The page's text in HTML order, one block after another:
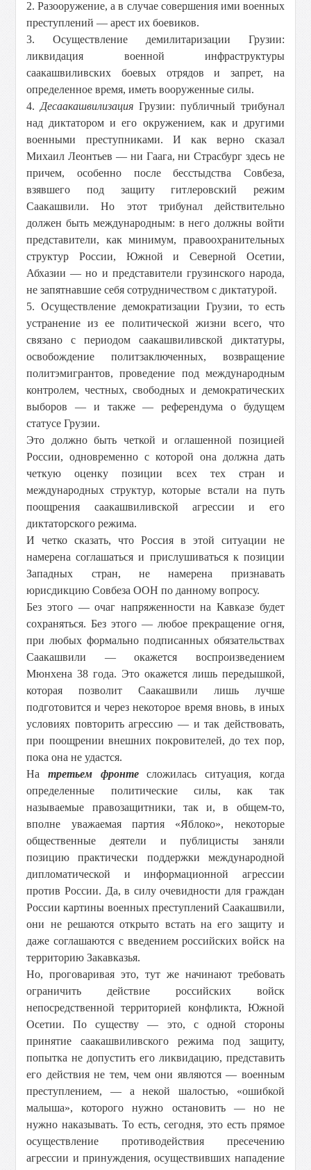
2. Разооружение, а в случае совершения ими военных
преступлений — арест их боевиков.
3. Осуществление демилитаризации Грузии:
ликвидация военной инфраструктуры
саакашвиливских боевых отрядов и запрет, на
определенное время, иметь вооруженные силы.
4. Десаакашвилизация Грузии: публичный трибунал
над диктатором и его окружением, как и другими
военными преступниками. И как верно сказал
Михаил Леонтьев — ни Гаага, ни Страсбург здесь не
причем, особенно после бесстыдства Совбеза,
взявшего под защиту гитлеровский режим
Саакашвили. Но этот трибунал действительно
должен быть международным: в него должны войти
представители, как минимум, правоохранительных
структур России, Южной и Северной Осетии,
Абхазии — но и представители грузинского народа,
не запятнавшие себя сотрудничеством с диктатурой.
5. Осуществление демократизации Грузии, то есть
устранение из ее политической жизни всего, что
связано с периодом саакашвиливской диктатуры,
освобождение политзаключенных, возвращение
политэмигрантов, проведение под международным
контролем, честных, свободных и демократических
выборов — и также — референдума о будущем
статусе Грузии.
Это должно быть четкой и оглашенной позицией
России, одновременно с которой она должна дать
четкую оценку позиции всех тех стран и
международных структур, которые встали на путь
поощрения саакашвиливской агрессии и его
диктаторского режима.
И четко сказать, что Россия в этой ситуации не
намерена соглашаться и прислушиваться к позиции
Западных стран, не намерена признавать
юрисдикцию Совбеза ООН по данному вопросу.
Без этого — очаг напряженности на Кавказе будет
сохраняться. Без этого — любое прекращение огня,
при любых формально подписанных обязательствах
Саакашвили — окажется воспроизведением
Мюнхена 38 года. Это окажется лишь передышкой,
которая позволит Саакашвили лишь лучше
подготовится и через некоторое время вновь, в иных
условиях повторить агрессию — и так действовать,
при поощрении внешних покровителей, до тех пор,
пока она не удастся.
Натретьем фронтесложилась ситуация, когда
определенные политические силы, как так
называемые правозащитники, так и, в общем-то,
вполне уважаемая партия «Яблоко», некоторые
общественные деятели и публицисты заняли
позицию практически поддержки международной
дипломатической и информационной агрессии
против России. Да, в силу очевидности для граждан
России картины военных преступлений Саакашвили,
они не решаются открыто встать на его защиту и
даже соглашаются с введением российских войск на
территорию Закавказья.
Но, проговаривая это, тут же начинают требовать
ограничить действие российских войск
непосредственной территорией конфликта, Южной
Осетии. По существу — это, с одной стороны
принятие саакашвиливского режима под защиту,
попытка не допустить его ликвидацию, представить
его действия не тем, чем они являются — военным
преступлением, — а некой шалостью, «ошибкой
малыша», которого нужно остановить — но не
нужно наказывать. То есть, сегодня, это есть прямое
осуществление противодействия пресечению
агрессии и принуждения, осуществивших нападение